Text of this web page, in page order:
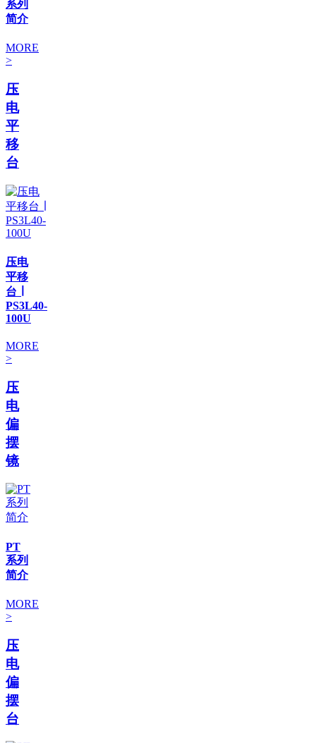
系列
简介
MORE
>
压
电
平
移
台
压电
平移
台 ∣
PS3L40-
100U
MORE
>
压
电
偏
摆
镜
PT
系列
简介
MORE
>
压
电
偏
摆
台